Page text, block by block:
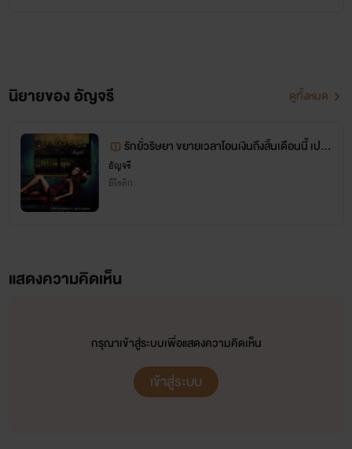
นิยายของ อัญจรี ดูทั้งหมด
รักยั่วริษยา ขยายเวลาโอนเงินถึงสิ้นเดือนนี้ เปลี่
ยนปกค่ะ
อัญจรี
อีโรติก
แสดงความคิดเห็น
กรุณาเข้าสู่ระบบเพื่อแสดงความคิดเห็น
เข้าสู่ระบบ